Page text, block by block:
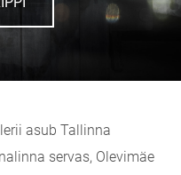
asub Tallinna
servas, Olevimäe